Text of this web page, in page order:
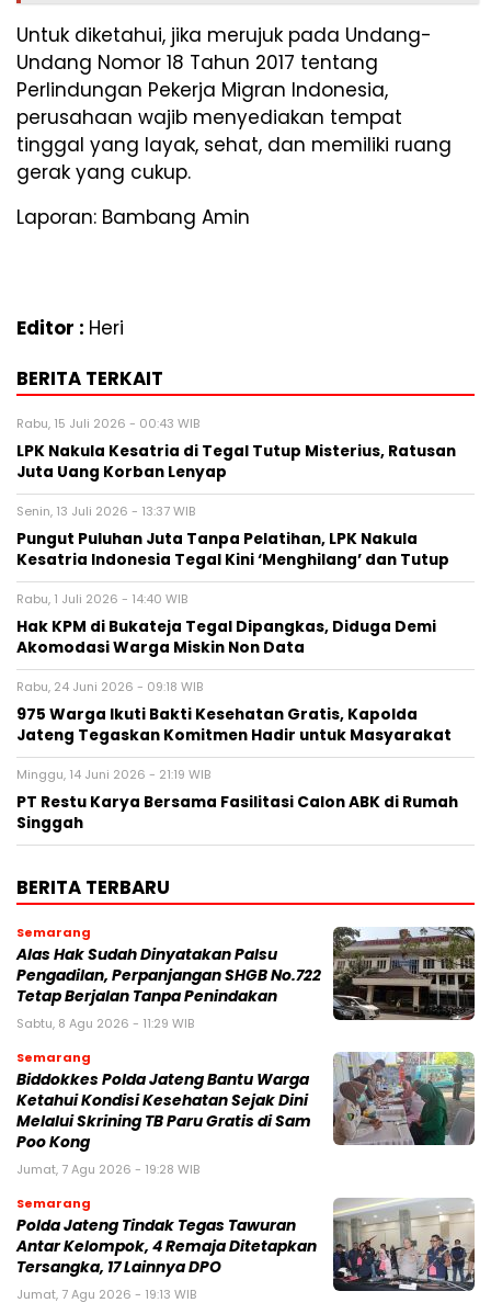
Untuk diketahui, jika merujuk pada Undang-
Undang Nomor 18 Tahun 2017 tentang
Perlindungan Pekerja Migran Indonesia,
perusahaan wajib menyediakan tempat
tinggal yang layak, sehat, dan memiliki ruang
gerak yang cukup.
Laporan: Bambang Amin
Editor : Heri
BERITA TERKAIT
Rabu, 15 Juli 2026 - 00:43 WIB
LPK Nakula Kesatria di Tegal Tutup Misterius, Ratusan
Juta Uang Korban Lenyap
Senin, 13 Juli 2026 - 13:37 WIB
Pungut Puluhan Juta Tanpa Pelatihan, LPK Nakula
Kesatria Indonesia Tegal Kini ‘Menghilang’ dan Tutup
Rabu, 1 Juli 2026 - 14:40 WIB
Hak KPM di Bukateja Tegal Dipangkas, Diduga Demi
Akomodasi Warga Miskin Non Data
Rabu, 24 Juni 2026 - 09:18 WIB
975 Warga Ikuti Bakti Kesehatan Gratis, Kapolda
Jateng Tegaskan Komitmen Hadir untuk Masyarakat
Minggu, 14 Juni 2026 - 21:19 WIB
PT Restu Karya Bersama Fasilitasi Calon ABK di Rumah
Singgah
BERITA TERBARU
Semarang
Alas Hak Sudah Dinyatakan Palsu
Pengadilan, Perpanjangan SHGB No.722
Tetap Berjalan Tanpa Penindakan
Sabtu, 8 Agu 2026 - 11:29 WIB
Semarang
Biddokkes Polda Jateng Bantu Warga
Ketahui Kondisi Kesehatan Sejak Dini
Melalui Skrining TB Paru Gratis di Sam
Poo Kong
Jumat, 7 Agu 2026 - 19:28 WIB
Semarang
Polda Jateng Tindak Tegas Tawuran
Antar Kelompok, 4 Remaja Ditetapkan
Tersangka, 17 Lainnya DPO
Jumat, 7 Agu 2026 - 19:13 WIB